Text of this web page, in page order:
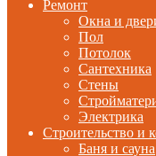
Ремонт
Окна и
Пол
Потолок
Сантехника
Стены
Электрика
Строительство и
Баня и сауна